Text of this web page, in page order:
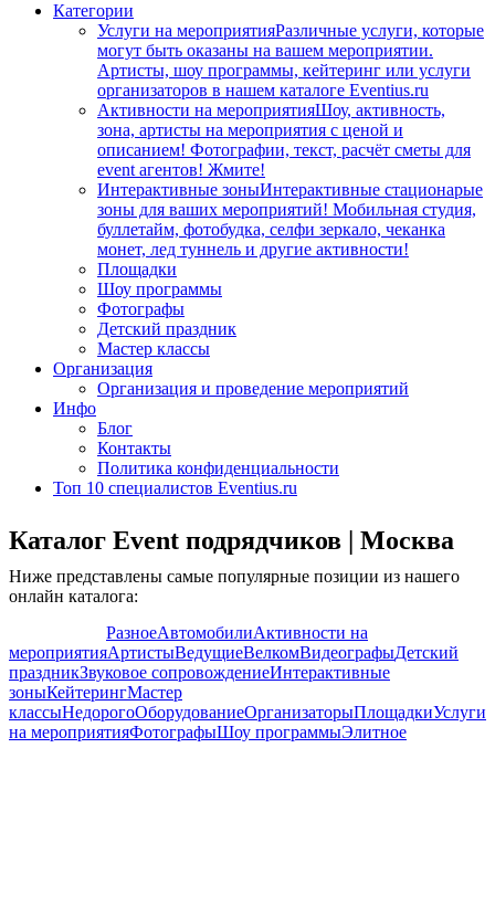
Категории
Услуги на мероприятияРазличные услуги, которые
могут быть оказаны на вашем мероприятии.
Артисты, шоу программы, кейтеринг или услуги
организаторов в нашем каталоге Eventius.ru
Активности на мероприятияШоу, активность,
зона, артисты на мероприятия с ценой и
описанием! Фотографии, текст, расчёт сметы для
event агентов! Жмите!
Интерактивные зоныИнтерактивные стационарые
зоны для ваших мероприятий! Мобильная студия,
буллетайм, фотобудка, селфи зеркало, чеканка
монет, лед туннель и другие активности!
Площадки
Шоу программы
Фотографы
Детский праздник
Мастер классы
Организация
Организация и проведение мероприятий
Инфо
Блог
Контакты
Политика конфиденциальности
Топ 10 специалистов Eventius.ru
Каталог Event подрядчиков | Москва
Ниже представлены самые популярные позиции из нашего
онлайн каталога:
РазноеАвтомобилиАктивности на
мероприятияАртистыВедущиеВелкомВидеографыДетский
праздникЗвуковое сопровождениеИнтерактивные
зоныКейтерингМастер
классыНедорогоОборудованиеОрганизаторыПлощадкиУслуги
на мероприятияФотографыШоу программыЭлитное